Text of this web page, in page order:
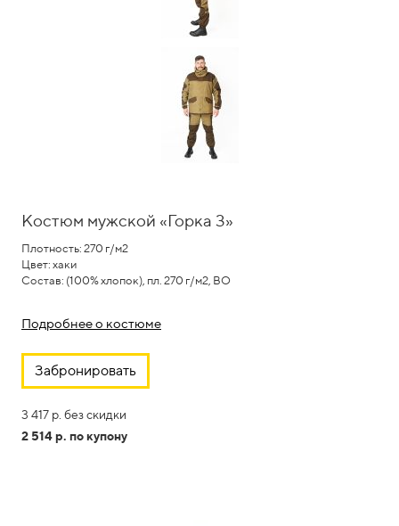
Костюм мужской «Горка 3»
Плотность: 270 г/м2
Цвет: хаки
Cостав: (100% хлопок), пл. 270 г/м2, ВО
Подробнее о костюме
Забронировать
3 417 р. без скидки
2 514 р. по купону